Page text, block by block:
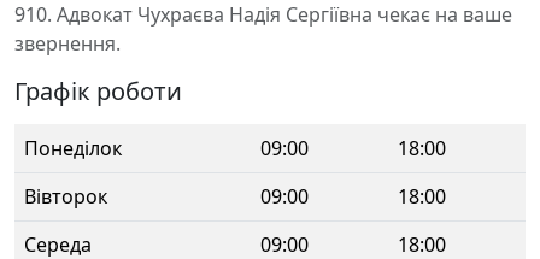
910. Адвокат Чухраєва Надія Сергіївна чекає на ваше
звернення.
Графік роботи
Понеділок 09:00
18:00
Вівторок
09:00
18:00
Середа
09:00
18:00